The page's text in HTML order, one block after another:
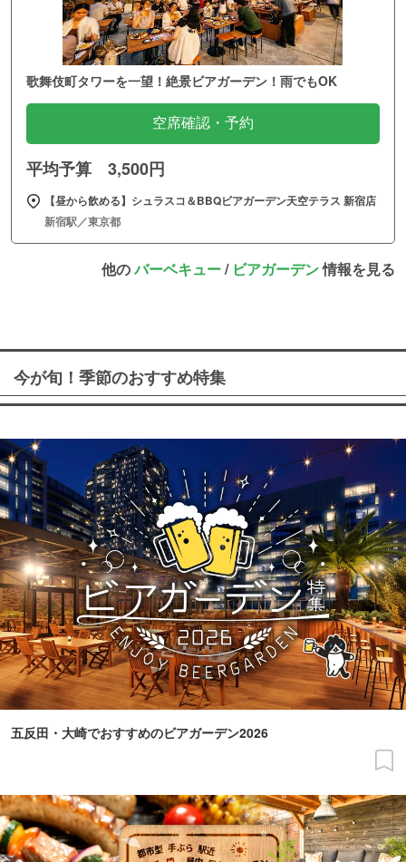
歌舞伎町タワーを一望！絶景ビアガーデン！雨でもOK
空席確認・予約
平均予算 3,500円
【昼から飲める】シュラスコ＆BBQビアガーデン天空テラス 新宿店
新宿駅／東京都
他のバーベキュー/ ビアガーデン情報を見る
今が旬！季節のおすすめ特集
五反田・大崎でおすすめのビアガーデン2026